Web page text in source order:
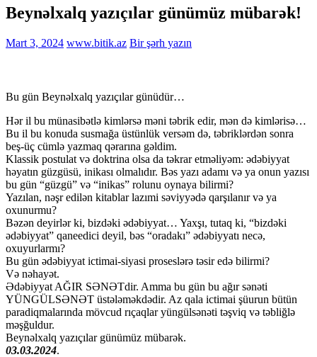
Beynəlxalq yazıçılar günümüz mübarək!
Mart 3, 2024 www.bitik.az Bir şərh yazın
Bu gün Beynəlxalq yazıçılar günüdür…
Hər il bu münasibətlə kimlərsə məni təbrik edir, mən də kimlərisə…
Bu il bu konuda susmağa üstünlük versəm də, təbriklərdən sonra
beş-üç cümlə yazmaq qərarına gəldim.
Klassik postulat və doktrina olsa da təkrar etməliyəm: ədəbiyyat
həyatın güzgüsü, inikası olmalıdır. Bəs yazı adamı və ya onun yazısı
bu gün “güzgü” və “inikas” rolunu oynaya bilirmi?
Yazılan, nəşr edilən kitablar lazımi səviyyədə qarşılanır və ya
oxunurmu?
Bəzən deyirlər ki, bizdəki ədəbiyyat… Yaxşı, tutaq ki, “bizdəki
ədəbiyyat” qaneedici deyil, bəs “oradakı” ədəbiyyatı necə,
oxuyurlarmı?
Bu gün ədəbiyyat ictimai-siyasi proseslərə təsir edə bilirmi?
Və nəhayət.
Ədəbiyyat AĞIR SƏNƏTdir. Amma bu gün bu ağır sənəti
YÜNGÜLSƏNƏT üstələməkdədir. Az qala ictimai şüurun bütün
paradiqmalarında mövcud rıçaqlar yüngülsənəti təşviq və təbliğlə
məşğuldur.
Beynəlxalq yazıçılar günümüz mübarək.
03.03.2024.